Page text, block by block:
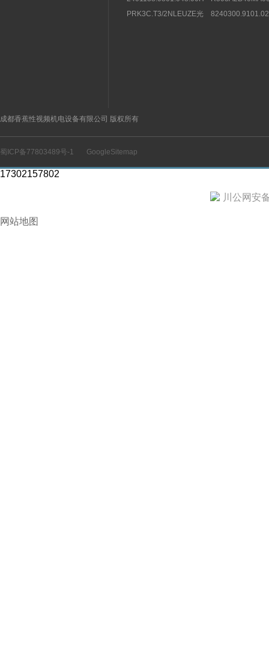
数据
PRK3C.T3/2NLEUZE光
成都香蕉性视频机电设备有限公司 版权所有
蜀ICP备77803489号-1 GoogleSitemap
17302157802
川公网安
网站地图